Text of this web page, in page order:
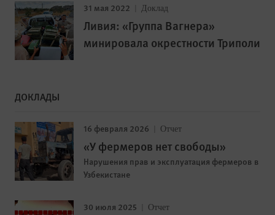
31 мая 2022 Доклад
Ливия: «Группа Вагнера»
минировала окрестности Триполи
ДОКЛАДЫ
16 февраля 2026 Отчет
«У фермеров нет свободы»
Нарушения прав и эксплуатация фермеров в
Узбекистане
30 июля 2025 Отчет